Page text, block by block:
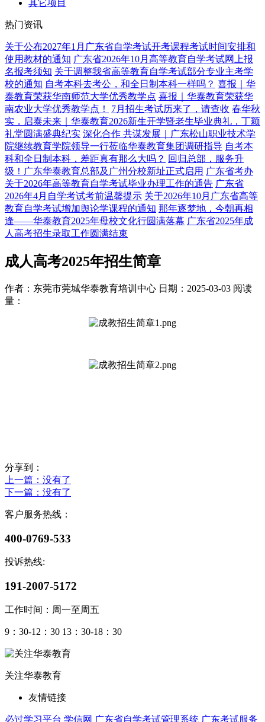
其它项目
热门资讯
关于公布2027年1月广东省自学考试开考课程考试时间安排和
使用教材的通知 广东省2026年10月高等教育自学考试网上报
名报考须知 关于调整我省高等教育自学考试部分专业主考学
校的通知 自考本科去考公，和全日制本科一样吗？ 喜报｜华
泰教育荣获华南师范大学优秀教学点 喜报｜华泰教育荣获华
南农业大学优秀教学点！
7月招生考试历来了，请查收 春华秋
实，启泰未来｜华泰教育2026新生开学暨老生毕业典礼，丁颖
礼堂圆满盛典纪实 深化合作 共谋发展｜广东松山职业技术学
院继续教育学院领导一行莅临华泰教育集团调研指导 自考本
科和全日制本科，差距真有那么大吗？ 回归总部，服务升
级！广东华泰教育总部及广州分校新址正式启用 广东省考办
关于2026年高等教育自学考试毕业办理工作的通告 广东省
2026年4月自学考试考前温馨提示 关于2026年10月广东省高等
教育自学考试增加舆论学课程的通知 那年逐梦地，今朝再相
逢——华泰教育2025年母校文化行圆满落幕 广东省2025年成
人高考招生录取工作圆满结束
成人高考2025年招生简章
作者：东莞市莞城华泰教育培训中心 日期：2025-03-03 阅读
量：
分享到：
上一篇 ：没有了
下一篇 ：没有了
客户服务热线：
400-0769-533
投诉热线:
191-2007-5172
工作时间：周一至周五
9：30-12：30 13：30-18：30
关注华泰教育
友情链接
必过学习平台 学信网 广东省自学考试管理系统 广东考试服务